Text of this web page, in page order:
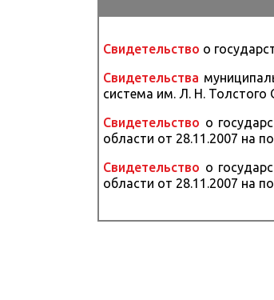
Свидетельство о
Свидетельства
система им. Л. Н. Толстого
Свидетельство о
области от 28.11.2007 на
Свидетельство о
области от 28.11.2007 на